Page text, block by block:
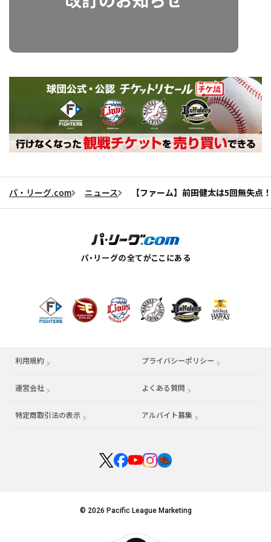
パ・リーグ.com ニュース 【ファーム】前田健太は5回無失
利用規約 プライバシーポリシー
運営会社 （別ウィンドウで開く） よくある質問
特定商取引法の表示 アルバイト募集 （別ウィンドウで開く
© 2026 Pacific League Marketing